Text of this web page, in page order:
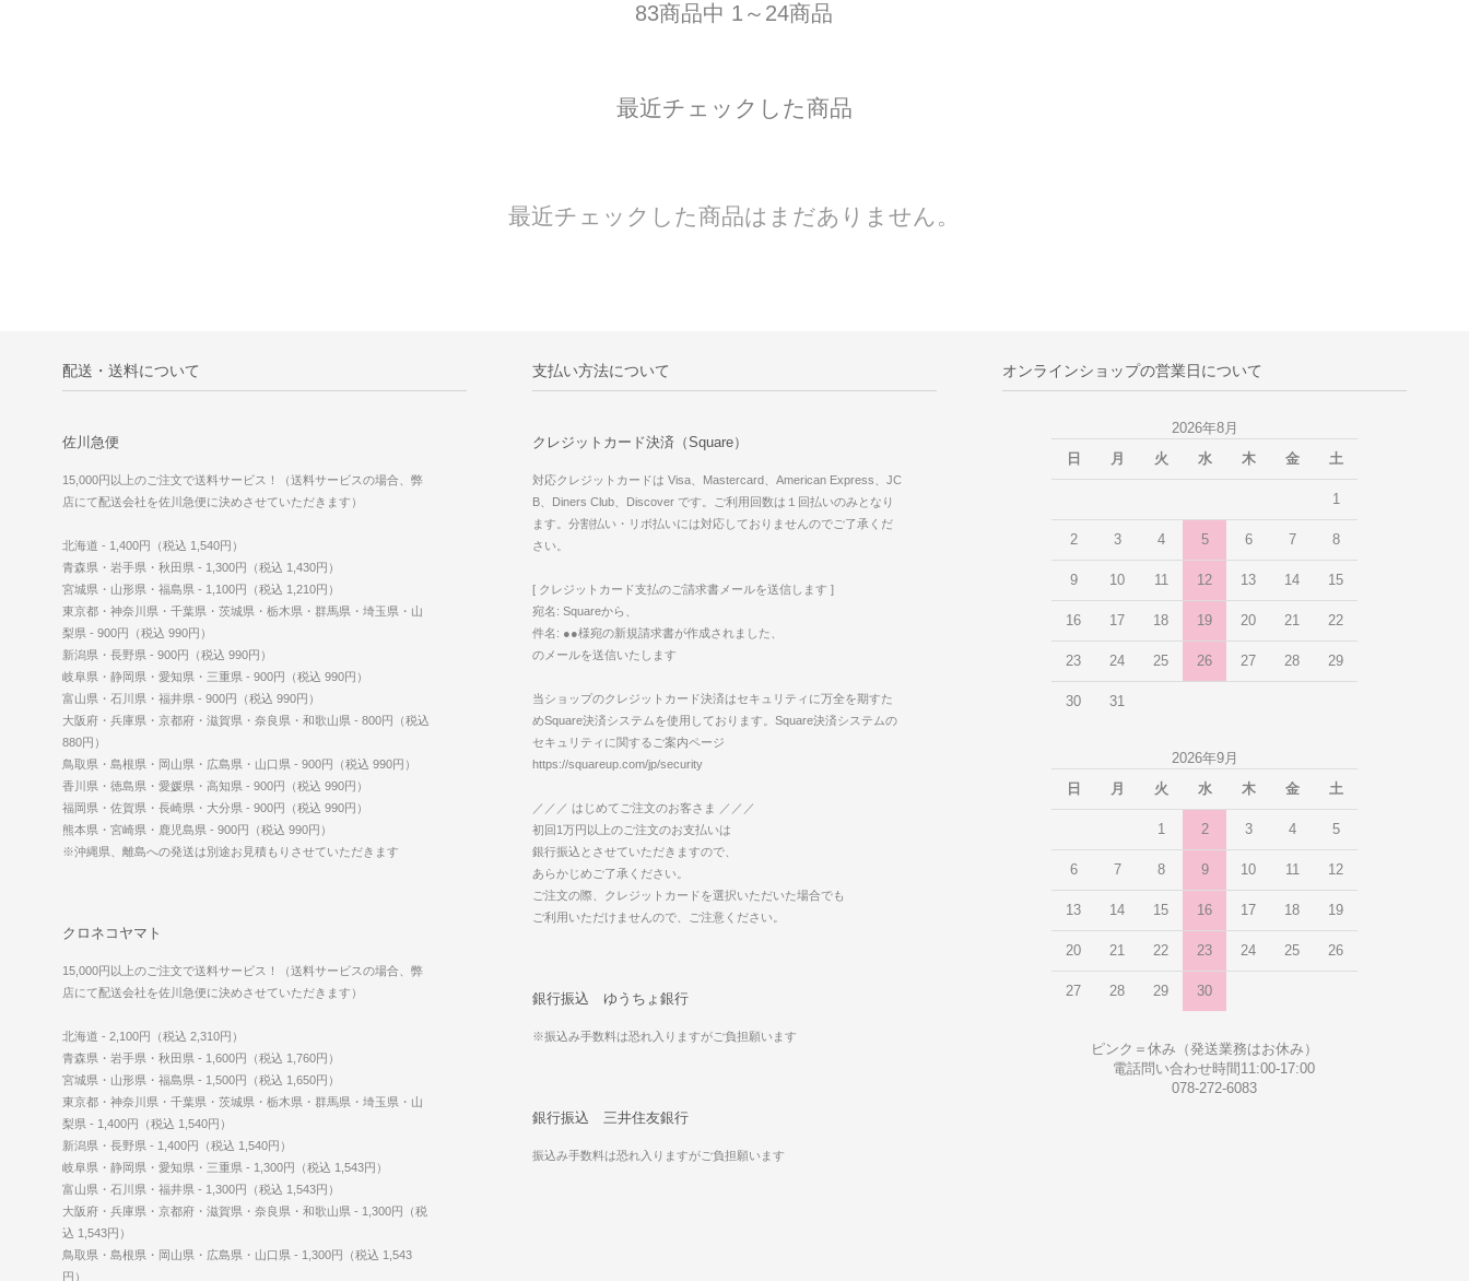
83商品中 1～24商品
最近チェックした商品
最近チェックした商品はまだありません。
配送・送料について
佐川急便
15,000円以上のご注文で送料サービス！（送料サービスの場合、弊
店にて配送会社を佐川急便に決めさせていただきます）
北海道 - 1,400円（税込 1,540円）
青森県・岩手県・秋田県 - 1,300円（税込 1,430円）
宮城県・山形県・福島県 - 1,100円（税込 1,210円）
東京都・神奈川県・千葉県・茨城県・栃木県・群馬県・埼玉県・山
梨県 - 900円（税込 990円）
新潟県・長野県 - 900円（税込 990円）
岐阜県・静岡県・愛知県・三重県 - 900円（税込 990円）
富山県・石川県・福井県 - 900円（税込 990円）
大阪府・兵庫県・京都府・滋賀県・奈良県・和歌山県 - 800円（税込
880円）
鳥取県・島根県・岡山県・広島県・山口県 - 900円（税込 990円）
香川県・徳島県・愛媛県・高知県 - 900円（税込 990円）
福岡県・佐賀県・長崎県・大分県 - 900円（税込 990円）
熊本県・宮崎県・鹿児島県 - 900円（税込 990円）
※沖縄県、離島への発送は別途お見積もりさせていただきます
クロネコヤマト
15,000円以上のご注文で送料サービス！（送料サービスの場合、弊
店にて配送会社を佐川急便に決めさせていただきます）
北海道 - 2,100円（税込 2,310円）
青森県・岩手県・秋田県 - 1,600円（税込 1,760円）
宮城県・山形県・福島県 - 1,500円（税込 1,650円）
東京都・神奈川県・千葉県・茨城県・栃木県・群馬県・埼玉県・山
梨県 - 1,400円（税込 1,540円）
新潟県・長野県 - 1,400円（税込 1,540円）
岐阜県・静岡県・愛知県・三重県 - 1,300円（税込 1,543円）
富山県・石川県・福井県 - 1,300円（税込 1,543円）
大阪府・兵庫県・京都府・滋賀県・奈良県・和歌山県 - 1,300円（税
込 1,543円）
鳥取県・島根県・岡山県・広島県・山口県 - 1,300円（税込 1,543
円）
支払い方法について
クレジットカード決済（Square）
対応クレジットカードは Visa、Mastercard、American Express、JC
B、Diners Club、Discover です。ご利用回数は１回払いのみとなり
ます。分割払い・リボ払いには対応しておりませんのでご了承くだ
さい。
[ クレジットカード支払のご請求書メールを送信します ]
宛名: Squareから、
件名: ●●様宛の新規請求書が作成されました、
のメールを送信いたします
当ショップのクレジットカード決済はセキュリティに万全を期すた
めSquare決済システムを使用しております。Square決済システムの
セキュリティに関するご案内ページ
https://squareup.com/jp/security
／／／ はじめてご注文のお客さま ／／／
初回1万円以上のご注文のお支払いは
銀行振込とさせていただきますので、
あらかじめご了承ください。
ご注文の際、クレジットカードを選択いただいた場合でも
ご利用いただけませんので、ご注意ください。
銀行振込 ゆうちょ銀行
※振込み手数料は恐れ入りますがご負担願います
銀行振込 三井住友銀行
振込み手数料は恐れ入りますがご負担願います
オンラインショップの営業日について
2026年8月
日
月 火 水 木 金 土
1
2 3 4 5 6 7 8
9 10 11 12 13 14 15
16 17 18 19 20 21 22
23 24 25 26 27 28 29
30 31
2026年9月
日
月 火 水 木 金 土
1 2 3 4 5
6 7 8 9 10 11 12
13 14 15 16 17 18 19
20 21 22 23 24 25 26
27 28 29 30
ピンク＝休み（発送業務はお休み）
電話問い合わせ時間11:00-17:00
078-272-6083